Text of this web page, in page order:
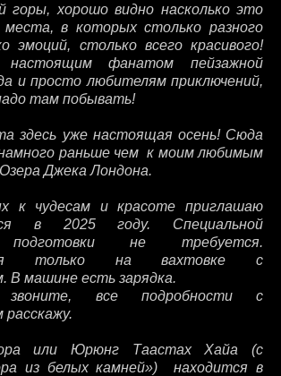
горы, хорошо видно насколько это
места, в которых столько разного
эмоций, столько всего красивого!
фанатом пейзажной
и просто любителям приключений,
там побывать!
здесь уже настоящая осень! Сюда
раньше чем к моим любимым
Джека Лондона.
к чудесам и красоте приглашаю
в 2025 году. Специальной
подготовки не требуется.
только на вахтовке с
В машине есть зарядка.
все подробности с
расскажу.
или Юрюнг Таастах Хайа (с
из белых камней») находится в